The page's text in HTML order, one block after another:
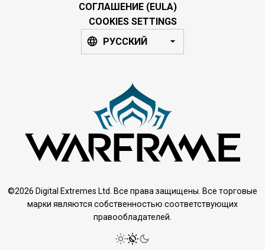
СОГЛАШЕНИЕ (EULA)
COOKIES SETTINGS
РУССКИЙ
©2026 Digital Extremes Ltd. Все права защищены. Все торговые
марки являются собственностью соответствующих
правообладателей.